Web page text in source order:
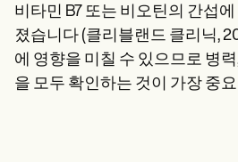
비타민 B7 또는 비오틴의 간섭
졌습니다 (클리블랜드 클리닉,
에 영향을 미칠 수 있으므로 병
을 모두 확인하는 것이 가장 중